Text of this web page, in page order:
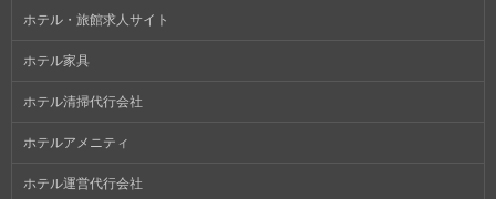
ホテル・旅館求人サイト
ホテル家具
ホテル清掃代行会社
ホテルアメニティ
ホテル運営代行会社